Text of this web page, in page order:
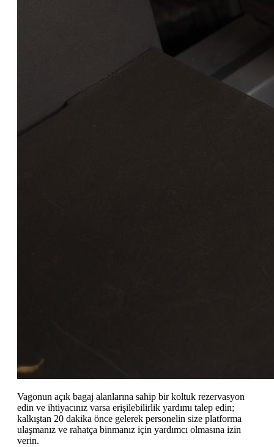
Vagonun açık bagaj alanlarına sahip bir koltuk rezervasyon
edin ve ihtiyacınız varsa erişilebilirlik yardımı talep edin;
kalkıştan 20 dakika önce gelerek personelin size platforma
ulaşmanız ve rahatça binmanız için yardımcı olmasına izin
verin.